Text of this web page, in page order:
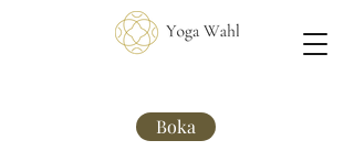
Boka